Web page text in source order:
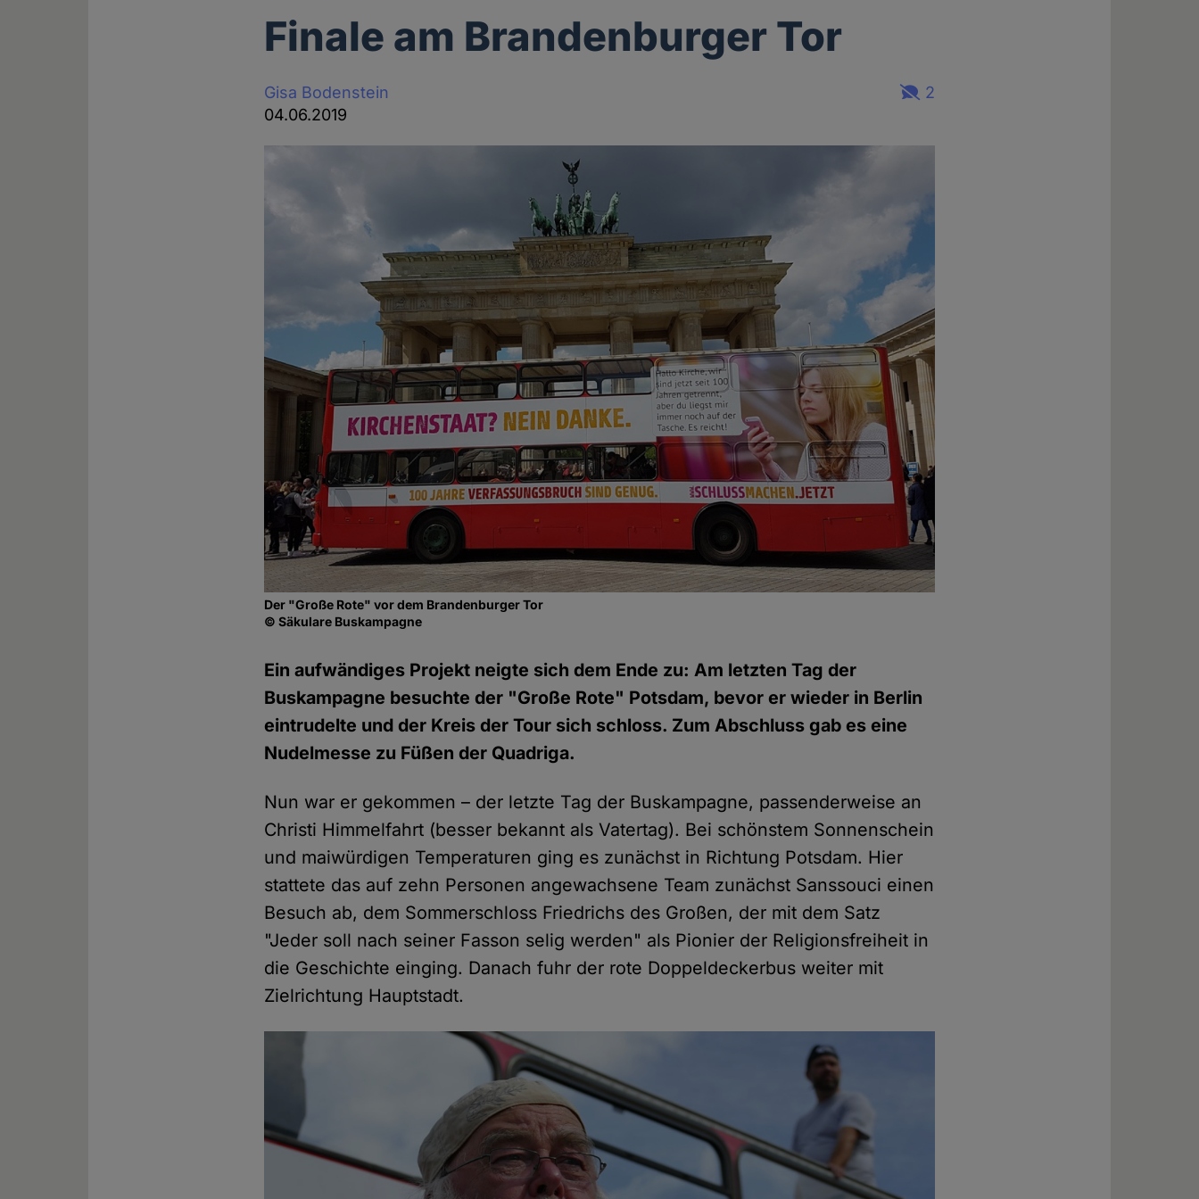
Finale am Brandenburger Tor
Gisa Bodenstein
04.06.2019
2
Der "Große Rote" vor dem Brandenburger Tor
© Säkulare Buskampagne
Ein aufwändiges Projekt neigte sich dem Ende zu: Am letzten Tag der
Buskampagne besuchte der "Große Rote" Potsdam, bevor er wieder in Berlin
eintrudelte und der Kreis der Tour sich schloss. Zum Abschluss gab es eine
Nudelmesse zu Füßen der Quadriga.
Nun war er gekommen – der letzte Tag der Buskampagne, passenderweise an
Christi Himmelfahrt (besser bekannt als Vatertag). Bei schönstem Sonnenschein
und maiwürdigen Temperaturen ging es zunächst in Richtung Potsdam. Hier
stattete das auf zehn Personen angewachsene Team zunächst Sanssouci einen
Besuch ab, dem Sommerschloss Friedrichs des Großen, der mit dem Satz
"Jeder soll nach seiner Fasson selig werden" als Pionier der Religionsfreiheit in
die Geschichte einging. Danach fuhr der rote Doppeldeckerbus weiter mit
Zielrichtung Hauptstadt.